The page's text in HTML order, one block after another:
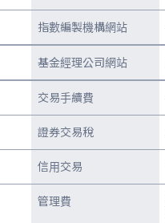
指數編製機構網站
基金經理公司網站
交易手續費
證券交易稅
信用交易
管理費